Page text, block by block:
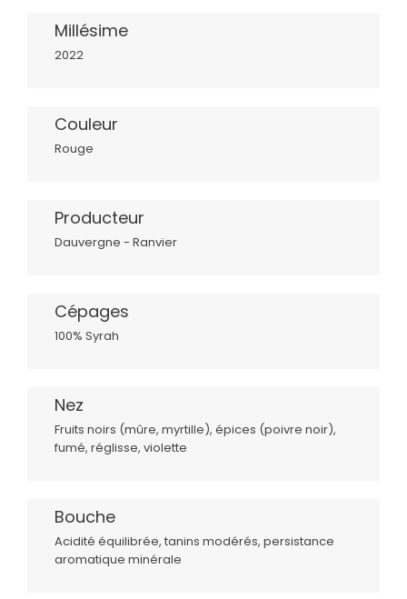
Millésime
2022
Couleur
Rouge
Producteur
Dauvergne - Ranvier
Cépages
100% Syrah
Nez
Fruits noirs (mûre, myrtille), épices (poivre noir),
fumé, réglisse, violette
Bouche
Acidité équilibrée, tanins modérés, persistance
aromatique minérale